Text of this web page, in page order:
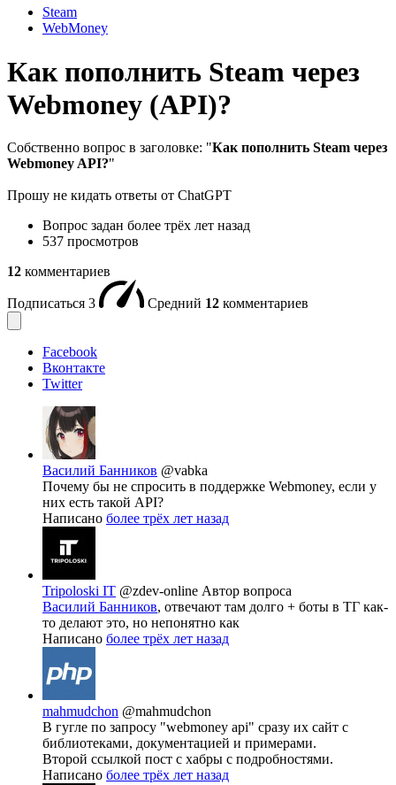
Steam
WebMoney
Как пополнить Steam через
Webmoney (API)?
Собственно вопрос в заголовке: "Как пополнить Steam через
Webmoney API?"
Прошу не кидать ответы от ChatGPT
Вопрос задан более трёх лет назад
537 просмотров
12 комментариев
Подписаться 3 Средний 12 комментариев
Facebook
Вконтакте
Twitter
Василий Банников @vabka
Почему бы не спросить в поддержке Webmoney, если у
них есть такой API?
Написано более трёх лет назад
Tripoloski IT @zdev-online Автор вопроса
Василий Банников, отвечают там долго + боты в ТГ как-
то делают это, но непонятно как
Написано более трёх лет назад
mahmudchon @mahmudchon
В гугле по запросу "webmoney api" сразу их сайт с
библиотеками, документацией и примерами.
Второй ссылкой пост с хабры с подробностями.
Написано более трёх лет назад